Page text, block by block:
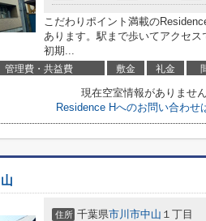
こだわりポイント満載の
あります。駅まで歩いてアクセス
初期...
管理費・共益費 敷金 礼金
現在空室情報がありません
Residence Hへのお問い合わせ
住所 千葉県市川市中山 １丁目